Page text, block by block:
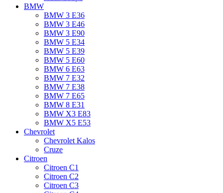
BMW
BMW 3 E36
BMW 3 E46
BMW 3 E90
BMW 5 E34
BMW 5 E39
BMW 5 E60
BMW 6 Е63
BMW 7 Е32
BMW 7 Е38
BMW 7 Е65
BMW 8 Е31
BMW X3 E83
BMW X5 E53
Chevrolet
Chevrolet Kalos
Cruze
Citroen
Citroen C1
Citroen C2
Citroen C3